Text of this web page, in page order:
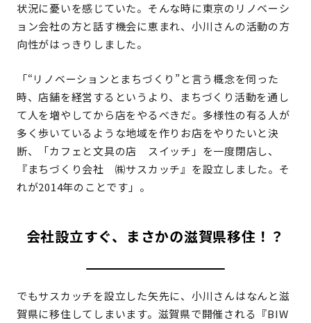
状況に憂いを感じていた。そんな時に東京のリノベーシ
ョン会社の方と話す機会に恵まれ、小川さんの活動の方
向性がはっきりしました。
「“リノベーションとまちづくり”と言う概念を伺った
時、店舗を経営するというより、まちづくり活動を通し
て人を増やしてから店をやるべきだ。多様性の有る人が
多く歩いているような地域を作りお店をやりたいと決
断、「カフェと文具の店 スイッチ」を一度閉店し、
『まちづくり会社 ㈱サスカッチ』を設立しました。そ
れが2014年のことです」。
会社設立すぐ、まさかの滋賀県移住！？
でもサスカッチを設立した矢先に、小川さんはなんと滋
賀県に移住してしまいます。滋賀県で開催される『BIW